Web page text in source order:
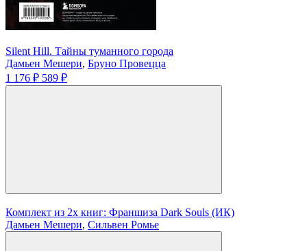
Silent Hill. Тайны туманного города
Дамьен Мешери, Бруно Провецца
1 176 ₽ 589 ₽
Комплект из 2х книг: Франшиза Dark Souls (ИК)
Дамьен Мешери, Сильвен Ромье